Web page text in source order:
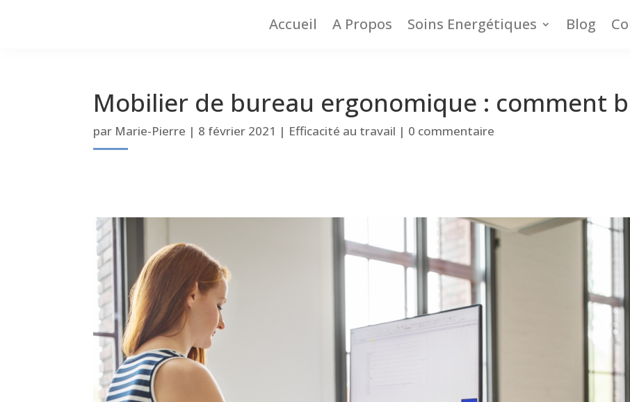
Accueil A Propos Soins Energétiques Blog
Mobilier de bureau ergonomique : comment
par Marie-Pierre | 8 février 2021 | Efficacité au travail | 0 commentaire